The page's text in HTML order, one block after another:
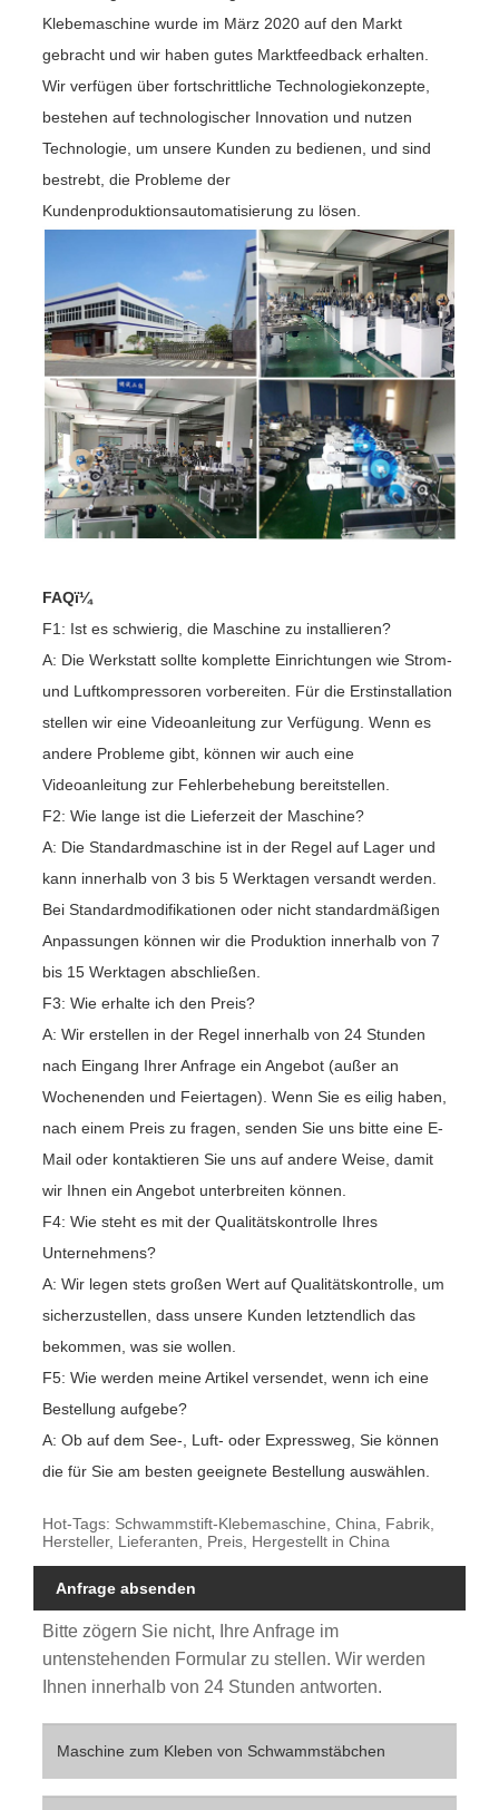
Klebemaschine wurde im März 2020 auf den Markt
gebracht und wir haben gutes Marktfeedback erhalten.
Wir verfügen über fortschrittliche Technologiekonzepte,
bestehen auf technologischer Innovation und nutzen
Technologie, um unsere Kunden zu bedienen, und sind
bestrebt, die Probleme der
Kundenproduktionsautomatisierung zu lösen.
FAQï¼
F1: Ist es schwierig, die Maschine zu installieren?
A: Die Werkstatt sollte komplette Einrichtungen wie Strom-
und Luftkompressoren vorbereiten. Für die Erstinstallation
stellen wir eine Videoanleitung zur Verfügung. Wenn es
andere Probleme gibt, können wir auch eine
Videoanleitung zur Fehlerbehebung bereitstellen.
F2: Wie lange ist die Lieferzeit der Maschine?
A: Die Standardmaschine ist in der Regel auf Lager und
kann innerhalb von 3 bis 5 Werktagen versandt werden.
Bei Standardmodifikationen oder nicht standardmäßigen
Anpassungen können wir die Produktion innerhalb von 7
bis 15 Werktagen abschließen.
F3: Wie erhalte ich den Preis?
A: Wir erstellen in der Regel innerhalb von 24 Stunden
nach Eingang Ihrer Anfrage ein Angebot (außer an
Wochenenden und Feiertagen). Wenn Sie es eilig haben,
nach einem Preis zu fragen, senden Sie uns bitte eine E-
Mail oder kontaktieren Sie uns auf andere Weise, damit
wir Ihnen ein Angebot unterbreiten können.
F4: Wie steht es mit der Qualitätskontrolle Ihres
Unternehmens?
A: Wir legen stets großen Wert auf Qualitätskontrolle, um
sicherzustellen, dass unsere Kunden letztendlich das
bekommen, was sie wollen.
F5: Wie werden meine Artikel versendet, wenn ich eine
Bestellung aufgebe?
A: Ob auf dem See-, Luft- oder Expressweg, Sie können
die für Sie am besten geeignete Bestellung auswählen.
Hot-Tags: Schwammstift-Klebemaschine, China, Fabrik,
Hersteller, Lieferanten, Preis, Hergestellt in China
Anfrage absenden
Bitte zögern Sie nicht, Ihre Anfrage im
untenstehenden Formular zu stellen. Wir werden
Ihnen innerhalb von 24 Stunden antworten.